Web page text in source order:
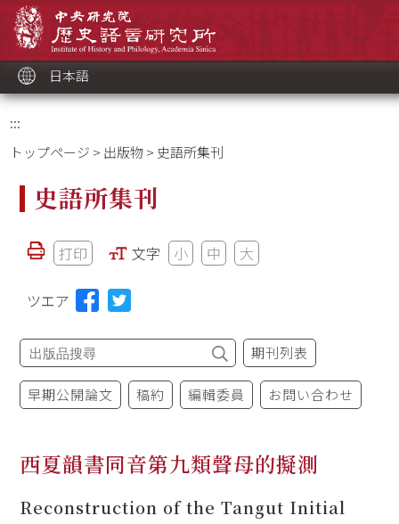
ッ
ク
日本語
:::
トップページ > 出版物 > 史語所集刊
史語所集刊
打印 文字 小 中 大
ツエア
期刊列表
早期公開論文 稿約 編輯委員 お問い合わせ
西夏韻書同音第九類聲母的擬測
Reconstruction of the Tangut Initial